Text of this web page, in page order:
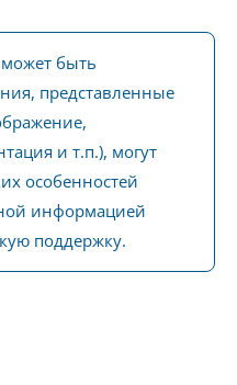
быть
представленные
и т.п.), могут
особенностей
информацией
поддержку.